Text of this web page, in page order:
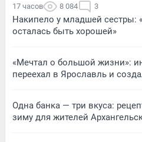
17 часов 8 084 3
Накипело у младшей сестры:
осталась быть хорошей»
«Мечтал о большой жизни»:
переехал в Ярославль и
Одна банка — три вкуса:
зиму для жителей